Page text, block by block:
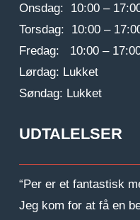
Onsdag: 10:00 –
Torsdag: 10:00 –
Fredag: 10:00 –
Lørdag: Lukket
Søndag: Lukket
UDTALELSER
“Per er et fantastisk
Jeg kom for at få en